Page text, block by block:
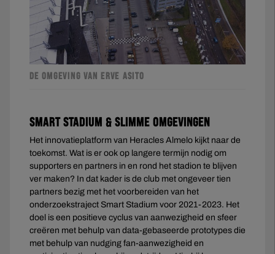
DE OMGEVING VAN ERVE ASITO
Smart Stadium & slimme omgevingen
Het innovatieplatform van Heracles Almelo kijkt naar de
toekomst. Wat is er ook op langere termijn nodig om
supporters en partners in en rond het stadion te blijven
ver maken? In dat kader is de club met ongeveer tien
partners bezig met het voorbereiden van het
onderzoekstraject Smart Stadium voor 2021-2023. Het
doel is een positieve cyclus van aanwezigheid en sfeer
creëren met behulp van data-gebaseerde prototypes die
met behulp van nudging fan-aanwezigheid en